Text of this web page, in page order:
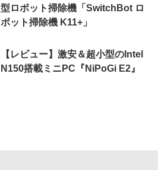
型ロボット掃除機「SwitchBot ロ
ボット掃除機 K11+」
【レビュー】激安＆超小型のIntel
N150搭載ミニPC『NiPoGi E2』